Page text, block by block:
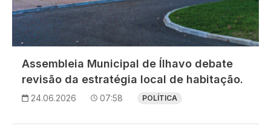
Assembleia Municipal de Ílhavo debate
revisão da estratégia local de habitação.
24.06.2026 07:58 POLÍTICA